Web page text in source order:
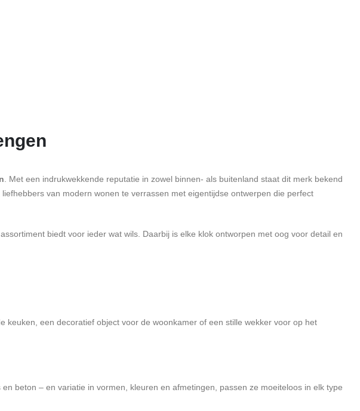
. Met een indrukwekkende reputatie in zowel binnen- als buitenland staat dit merk bekend
van modern wonen te verrassen met eigentijdse ontwerpen die perfect
biedt voor ieder wat wils. Daarbij is elke klok ontworpen met oog voor detail en
een decoratief object voor de woonkamer of een stille wekker voor op het
beton – en variatie in vormen, kleuren en afmetingen, passen ze moeiteloos in elk type